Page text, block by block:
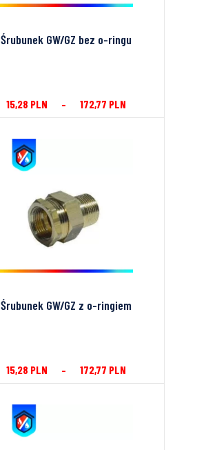
Śrubunek GW/GZ bez o-ringu
15,28 PLN – 172,77 PLN
Śrubunek GW/GZ z o-ringiem
15,28 PLN – 172,77 PLN